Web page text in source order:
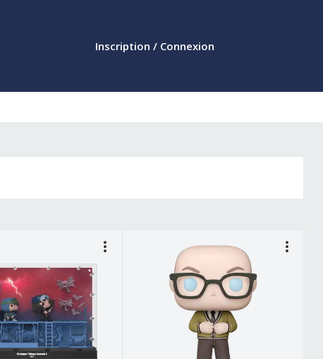
Inscription / Connexion